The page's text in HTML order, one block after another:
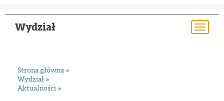
Wydział
Strona główna »
Wydział »
Aktualności »